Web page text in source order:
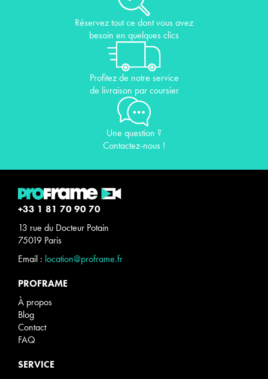
Réservez tout ce dont vous avez
besoin en quelques clics
Profitez de notre service
de livraison par coursier
Une question ?
Contactez-nous !
+33 1 81 70 90 70
13 rue du Docteur Potain
75019 Paris
Email : location@proframe.fr
PROFRAME
À propos
Blog
Contact
FAQ
SERVICE